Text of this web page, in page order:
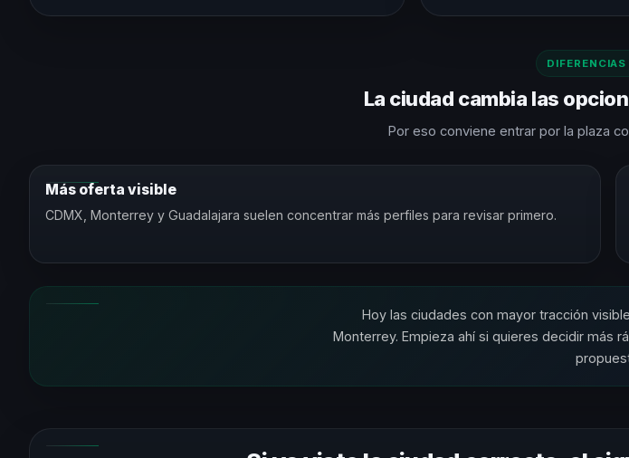
La ciudad cambia las
Por eso conviene entrar por la plaza
Más oferta visible
CDMX, Monterrey y Guadalajara suelen concentrar más perfiles para revisar primero.
Hoy las ciudades con mayor tracción
Monterrey. Empieza ahí si quieres decidir más